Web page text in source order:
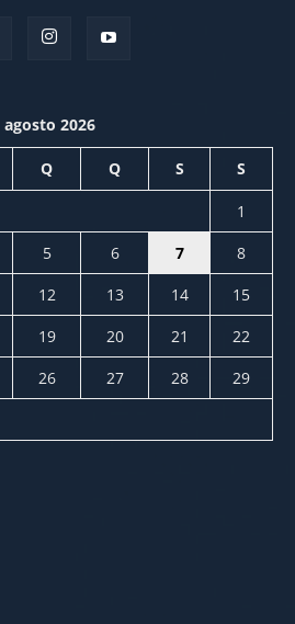
agosto 2026
Q Q S S
1
5 6 7
8
12 13 14
15
19 20 21
22
26 27 28
29